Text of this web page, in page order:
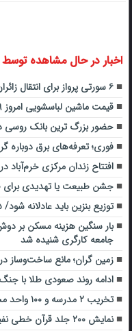
اخبار در حال مشاهده توسط
۶ سورتی پرواز برای انتقال زائران مازندرانی به اربعین برقرار می‌شود
قیمت ماشین لباسشویی امروز ۹ مهر ۱۴۰۲
حضور بزرگ‌ ترین بانک روسی
فوری؛ تعرفه‌های برق دوباره
افتتاح زندان مرکزی خرم‌آباد
جشن طبیعت یا تهدیدی برای
توزیع بنزین باید عادلانه شود/ ۴۵ درصد خانوارهای ایرانی خودرو ندارند
بار سنگین هزینه مسکن بر
جامعه کارگری شنیده شد
زمین گران؛ مانع ساخت‌وساز
ادامه روند صعودی طلا با جنگ
تخریب ۲ مدرسه و ۱۰۰ واحد مسکونی و صنوف بر اثر حمله به انبار نفت
نمایش ۲۰۰ جلد قرآن خطی نفیس در اردبیل